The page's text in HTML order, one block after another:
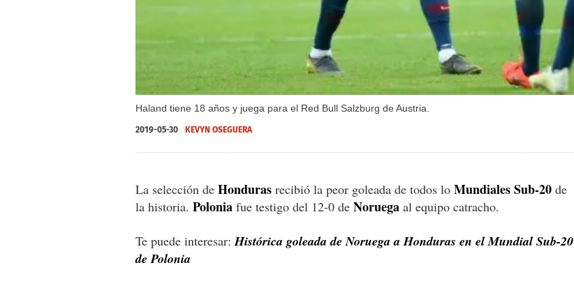
Haland tiene 18 años y juega para el Red Bull Salzburg de Austria.
2019-05-30 KEVYN OSEGUERA
La selección de Honduras recibió la peor goleada de todos lo Mundiales Sub-20 de
la historia. Polonia fue testigo del 12-0 de Noruega al equipo catracho.
Te puede interesar: Histórica goleada de Noruega a Honduras en el Mundial Sub-20
de Polonia